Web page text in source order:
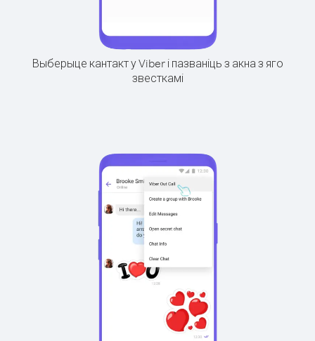
Выберыце кантакт у Viber і пазваніць з акна з яго
звесткамі